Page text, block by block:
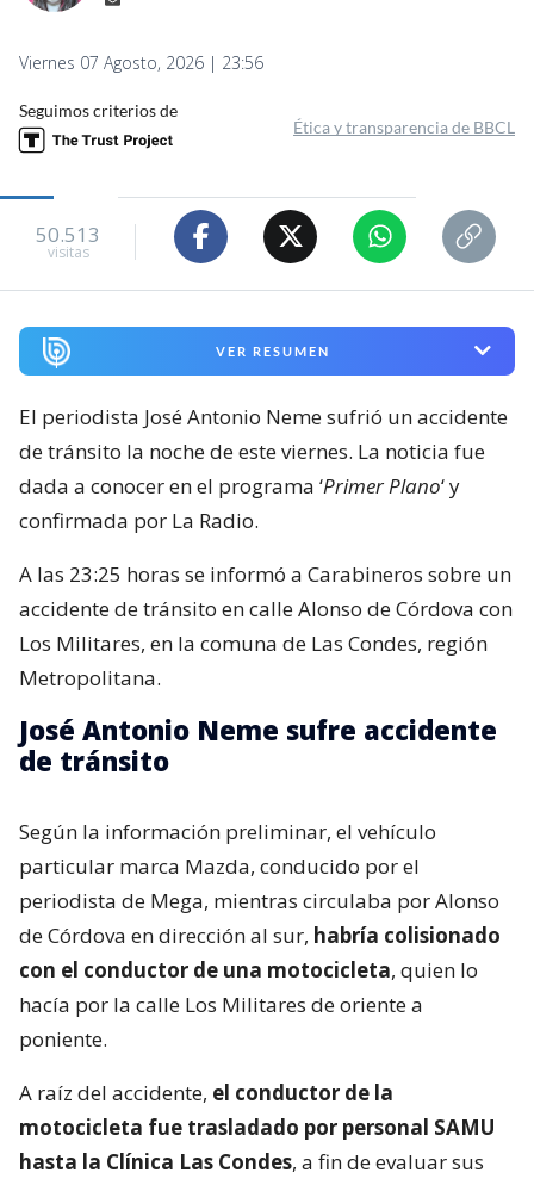
Viernes 07 Agosto, 2026 | 23:56
Seguimos criterios de
Ética y transparencia de BBCL
50.513
visitas
VER RESUMEN
El periodista José Antonio Neme sufrió un accidente
de tránsito la noche de este viernes. La noticia fue
dada a conocer en el programa ‘Primer Plano‘ y
confirmada por La Radio.
A las 23:25 horas se informó a Carabineros sobre un
accidente de tránsito en calle Alonso de Córdova con
Los Militares, en la comuna de Las Condes, región
Metropolitana.
José Antonio Neme sufre accidente
de tránsito
Según la información preliminar, el vehículo
particular marca Mazda, conducido por el
periodista de Mega, mientras circulaba por Alonso
de Córdova en dirección al sur, habría colisionado
con el conductor de una motocicleta, quien lo
hacía por la calle Los Militares de oriente a
poniente.
A raíz del accidente, el conductor de la
motocicleta fue trasladado por personal SAMU
hasta la Clínica Las Condes, a fin de evaluar sus